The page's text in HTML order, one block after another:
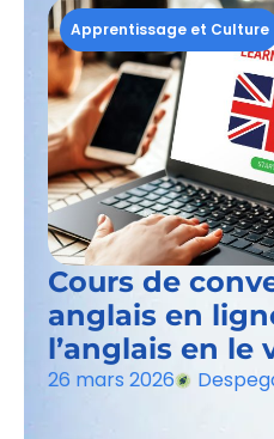
Apprentissage et Culture
Cours de
anglais en
l’anglais en le
26 mars 2026